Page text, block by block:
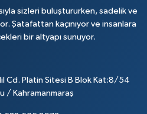
sizleri buluştururken, sadelik ve
Şatafattan kaçınıyor ve insanlara
bir altyapı sunuyor.
Cd. Platin Sitesi B Blok Kat:8/54
/ Kahramanmaraş